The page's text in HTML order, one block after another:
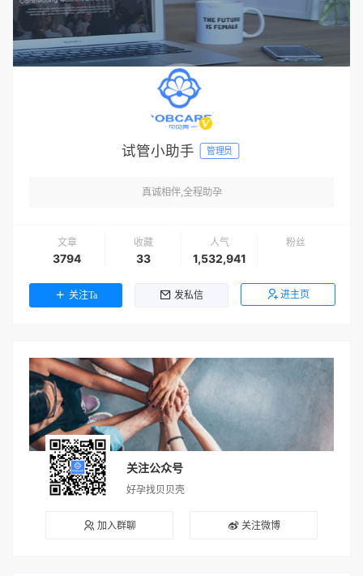
试管小助手 管理员
真诚相伴,全程助孕
文章
3794
收藏
33
人气
1,532,941
粉丝
关注Ta 发私信 进主页
关注公众号
好孕找贝贝壳
加入群聊 关注微博